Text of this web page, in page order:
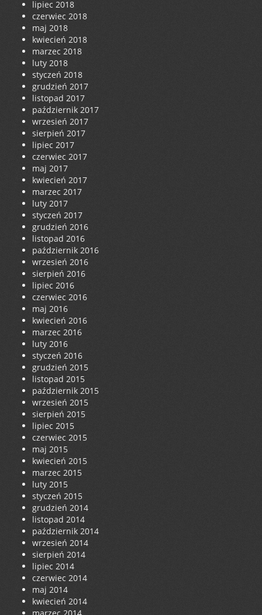
lipiec 2018
czerwiec 2018
maj 2018
kwiecień 2018
marzec 2018
luty 2018
styczeń 2018
grudzień 2017
listopad 2017
październik 2017
wrzesień 2017
sierpień 2017
lipiec 2017
czerwiec 2017
maj 2017
kwiecień 2017
marzec 2017
luty 2017
styczeń 2017
grudzień 2016
listopad 2016
październik 2016
wrzesień 2016
sierpień 2016
lipiec 2016
czerwiec 2016
maj 2016
kwiecień 2016
marzec 2016
luty 2016
styczeń 2016
grudzień 2015
listopad 2015
październik 2015
wrzesień 2015
sierpień 2015
lipiec 2015
czerwiec 2015
maj 2015
kwiecień 2015
marzec 2015
luty 2015
styczeń 2015
grudzień 2014
listopad 2014
październik 2014
wrzesień 2014
sierpień 2014
lipiec 2014
czerwiec 2014
maj 2014
kwiecień 2014